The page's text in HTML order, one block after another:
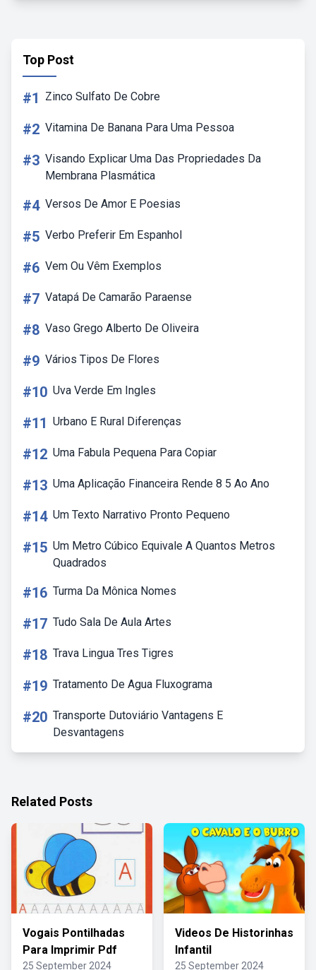
Top Post
#1 Zinco Sulfato De Cobre
#2 Vitamina De Banana Para Uma Pessoa
#3 Visando Explicar Uma Das Propriedades Da
Membrana Plasmática
#4 Versos De Amor E Poesias
#5 Verbo Preferir Em Espanhol
#6 Vem Ou Vêm Exemplos
#7 Vatapá De Camarão Paraense
#8 Vaso Grego Alberto De Oliveira
#9 Vários Tipos De Flores
#10 Uva Verde Em Ingles
#11 Urbano E Rural Diferenças
#12 Uma Fabula Pequena Para Copiar
#13 Uma Aplicação Financeira Rende 8 5 Ao Ano
#14 Um Texto Narrativo Pronto Pequeno
#15 Um Metro Cúbico Equivale A Quantos Metros
Quadrados
#16 Turma Da Mônica Nomes
#17 Tudo Sala De Aula Artes
#18 Trava Lingua Tres Tigres
#19 Tratamento De Agua Fluxograma
#20 Transporte Dutoviário Vantagens E
Desvantagens
Related Posts
Vogais Pontilhadas
Para Imprimir Pdf
25 September 2024
Videos De Historinhas
Infantil
25 September 2024